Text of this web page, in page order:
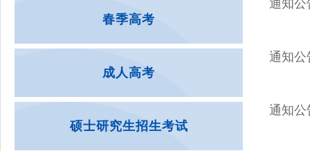
春季高考
通知公
成人高考
通知公
硕士研究生招生考试
通知公